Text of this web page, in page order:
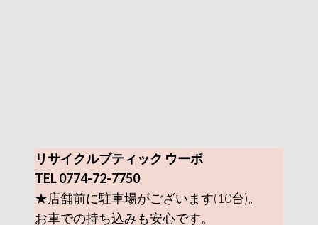
リサイクルブティック ウーボ
TEL 0774-72-7750
★店舗前に駐車場がございます(10台)。
お車での持ち込みも安心です。